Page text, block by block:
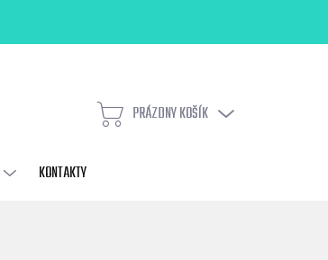
NÁKUPNÝ
PRÁZDNY KOŠÍK
KONTAKTY